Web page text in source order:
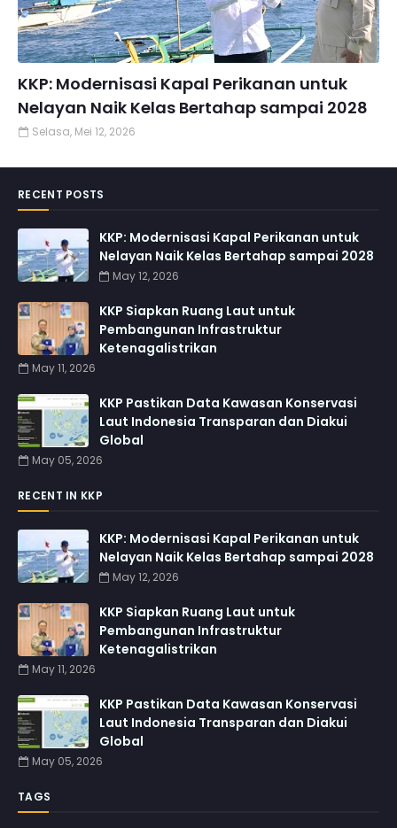
KKP: Modernisasi Kapal Perikanan untuk
Nelayan Naik Kelas Bertahap sampai 2028
Selasa, Mei 12, 2026
RECENT POSTS
KKP: Modernisasi Kapal Perikanan untuk
Nelayan Naik Kelas Bertahap sampai 2028
May 12, 2026
KKP Siapkan Ruang Laut untuk
Pembangunan Infrastruktur
Ketenagalistrikan
May 11, 2026
KKP Pastikan Data Kawasan Konservasi
Laut Indonesia Transparan dan Diakui
Global
May 05, 2026
RECENT IN KKP
KKP: Modernisasi Kapal Perikanan untuk
Nelayan Naik Kelas Bertahap sampai 2028
May 12, 2026
KKP Siapkan Ruang Laut untuk
Pembangunan Infrastruktur
Ketenagalistrikan
May 11, 2026
KKP Pastikan Data Kawasan Konservasi
Laut Indonesia Transparan dan Diakui
Global
May 05, 2026
TAGS